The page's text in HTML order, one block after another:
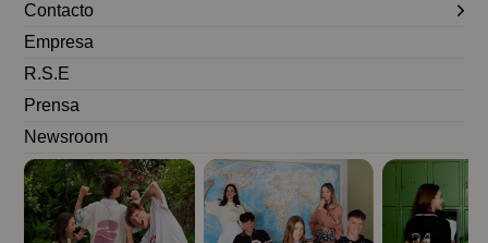
Contacto
Empresa
R.S.E
Prensa
Newsroom